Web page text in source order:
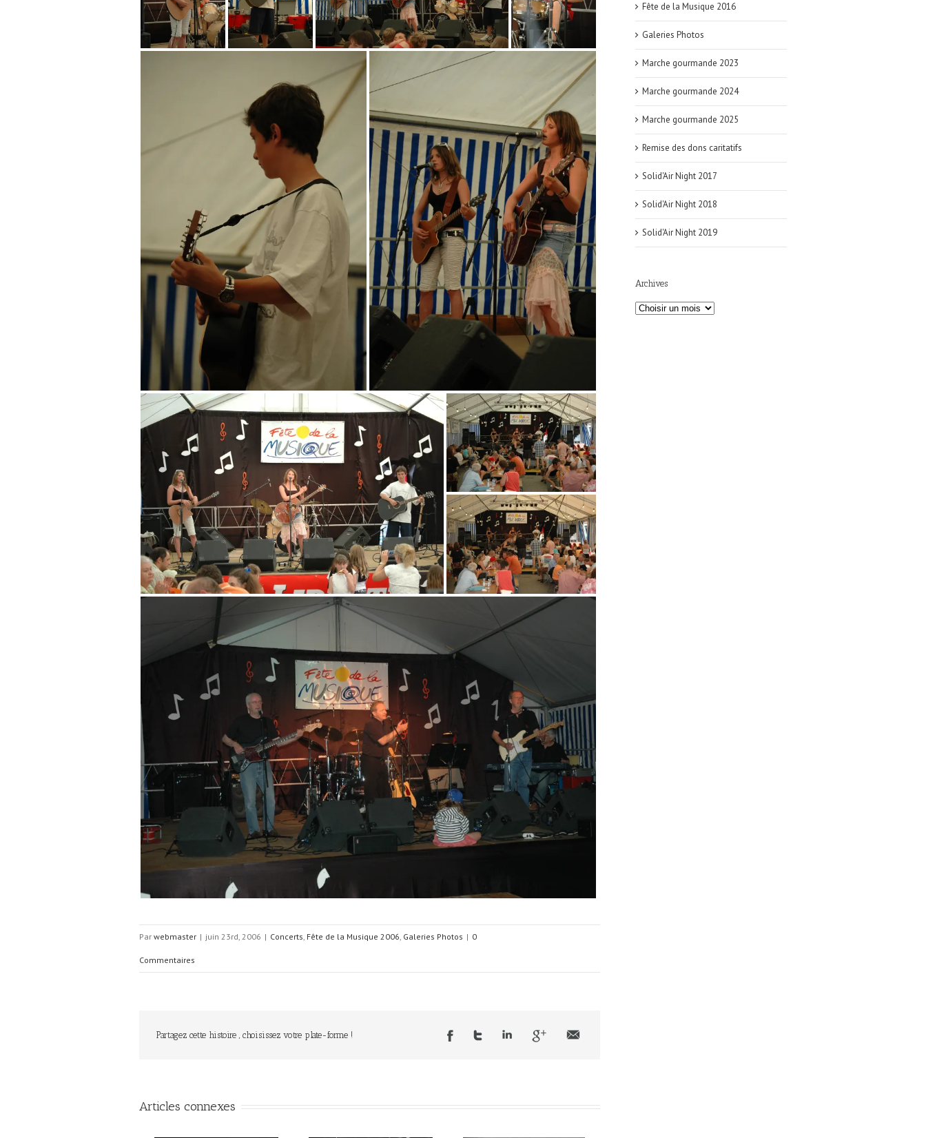
Par webmaster | juin 23rd, 2006 | Concerts Fête de la Musique 2006 Galeries Photos | 0
Commentaires
Partagez cette histoire , choisissez votre plate-forme !
Articles connexes
Fête de la Musique 2016
Galeries Photos
Marche gourmande 2023
Marche gourmande 2024
Marche gourmande 2025
Remise des dons caritatifs
Solid'Air Night 2017
Solid'Air Night 2018
Solid'Air Night 2019
Archives